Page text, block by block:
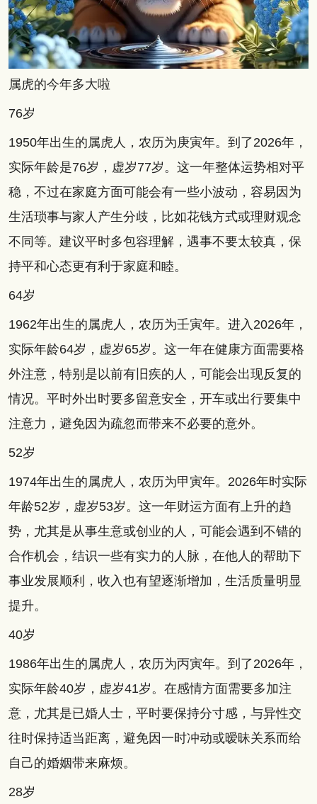
属虎的今年多大啦
76岁
1950年出生的属虎人，农历为庚寅年。到了2026年，
实际年龄是76岁，虚岁77岁。这一年整体运势相对平
稳，不过在家庭方面可能会有一些小波动，容易因为
生活琐事与家人产生分歧，比如花钱方式或理财观念
不同等。建议平时多包容理解，遇事不要太较真，保
持平和心态更有利于家庭和睦。
64岁
1962年出生的属虎人，农历为壬寅年。进入2026年，
实际年龄64岁，虚岁65岁。这一年在健康方面需要格
外注意，特别是以前有旧疾的人，可能会出现反复的
情况。平时外出时要多留意安全，开车或出行要集中
注意力，避免因为疏忽而带来不必要的意外。
52岁
1974年出生的属虎人，农历为甲寅年。2026年时实际
年龄52岁，虚岁53岁。这一年财运方面有上升的趋
势，尤其是从事生意或创业的人，可能会遇到不错的
合作机会，结识一些有实力的人脉，在他人的帮助下
事业发展顺利，收入也有望逐渐增加，生活质量明显
提升。
40岁
1986年出生的属虎人，农历为丙寅年。到了2026年，
实际年龄40岁，虚岁41岁。在感情方面需要多加注
意，尤其是已婚人士，平时要保持分寸感，与异性交
往时保持适当距离，避免因一时冲动或暧昧关系而给
自己的婚姻带来麻烦。
28岁